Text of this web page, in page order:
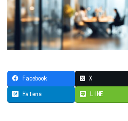
Facebook X
Hatena LINE